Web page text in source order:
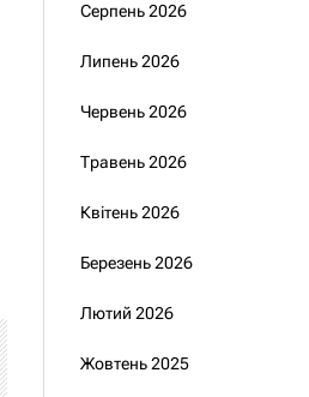
Серпень 2026
Липень 2026
Червень 2026
Травень 2026
Квітень 2026
Березень 2026
Лютий 2026
Жовтень 2025